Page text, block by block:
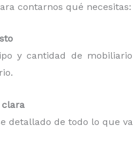
contarnos qué
y cantidad de
clara
detallado de todo lo que